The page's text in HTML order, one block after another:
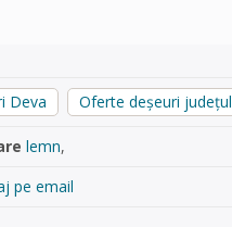
Deva Oferte deșeuri
lemn,
pe email